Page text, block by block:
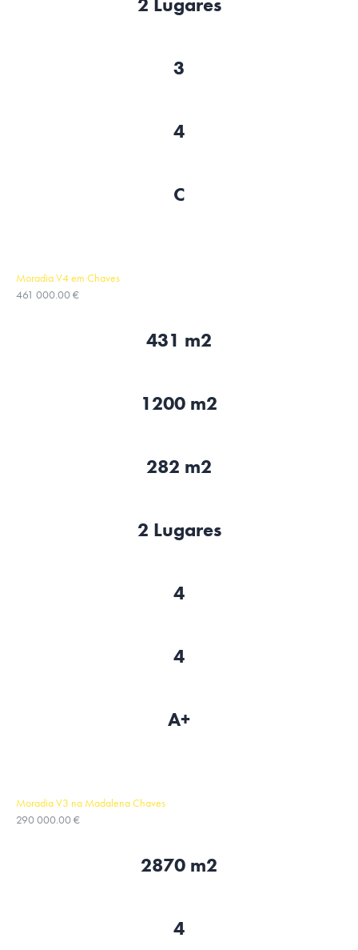
3
4
C
Moradia V4 em Chaves
461 000.00 €
431 m2
1200 m2
282 m2
2 Lugares
4
4
A+
Moradia V3 na Madalena Chaves
290 000.00 €
2870 m2
4